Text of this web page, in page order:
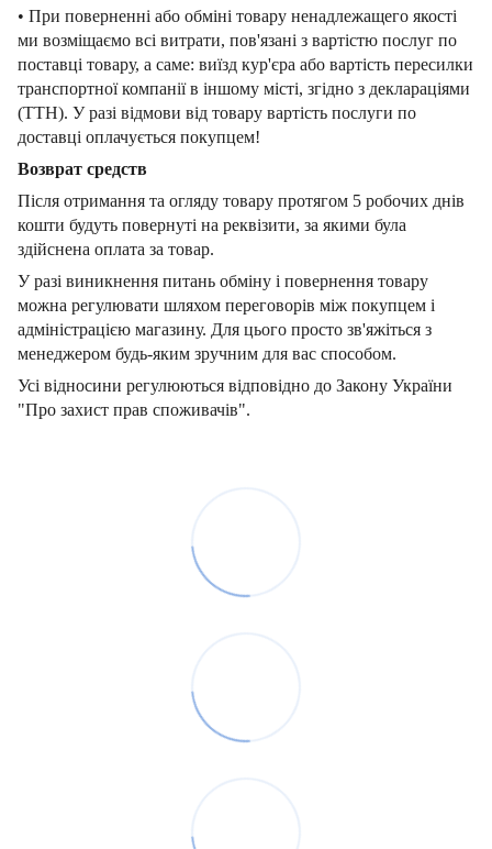
• При поверненні або обміні товару ненадлежащего якості
ми возміщаємо всі витрати, пов'язані з вартістю послуг по
поставці товару, а саме: виїзд кур'єра або вартість пересилки
транспортної компанії в іншому місті, згідно з деклараціями
(ТТН). У разі відмови від товару вартість послуги по
доставці оплачується покупцем!
Возврат средств
Після отримання та огляду товару протягом 5 робочих днів
кошти будуть повернуті на реквізити, за якими була
здійснена оплата за товар.
У разі виникнення питань обміну і повернення товару
можна регулювати шляхом переговорів між покупцем і
адміністрацією магазину. Для цього просто зв'яжіться з
менеджером будь-яким зручним для вас способом.
Усі відносини регулюються відповідно до Закону України
"Про захист прав споживачів".